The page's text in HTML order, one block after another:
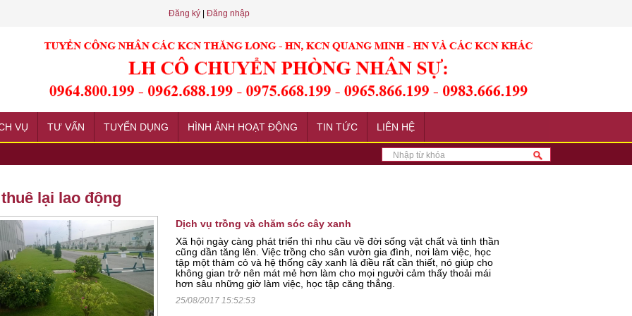
Đăng ký Đăng nhập
VỤ TƯ VẤN TUYỂN DỤNG HÌNH ẢNH HOẠT ĐỘNG TIN TỨC LIÊN HỆ
định phải biết
đến yếu tố phù hợp
lại lao động
Dịch vụ trồng và chăm sóc cây xanh
Xã hội ngày càng phát triển thì nhu cầu về đời sống vật chất và tinh thần
cũng dần tăng lên. Việc trồng cho sân vườn gia đình, nơi làm việc, học
tập một thảm cỏ và hệ thống cây xanh là điều rất cần thiết, nó giúp cho
không gian trở nên mát mẻ hơn làm cho mọi người cảm thấy thoải mái
hơn sâu những giờ làm việc, học tập căng thẳng.
25/08/2017 15:52:53